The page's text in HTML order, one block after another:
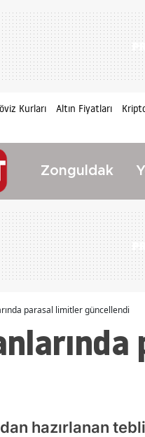
Kurları Altın Fiyatları
Zonguldak
parasal limitler güncellendi
hazırlanan